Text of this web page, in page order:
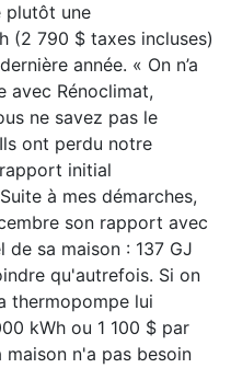
plutôt une
(2 790 $ taxes incluses)
année. « On n’a
avec Rénoclimat,
ne savez pas le
ont perdu notre
initial
à mes démarches,
son rapport avec
de sa maison : 137 GJ
qu'autrefois. Si on
thermopompe lui
kWh ou 1 100 $ par
maison n'a pas besoin